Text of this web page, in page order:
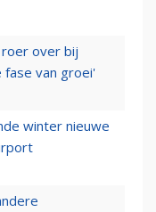
over bij
fase van groei'
winter nieuwe